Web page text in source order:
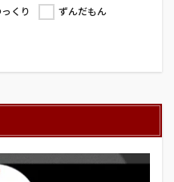
っくり ずんだもん